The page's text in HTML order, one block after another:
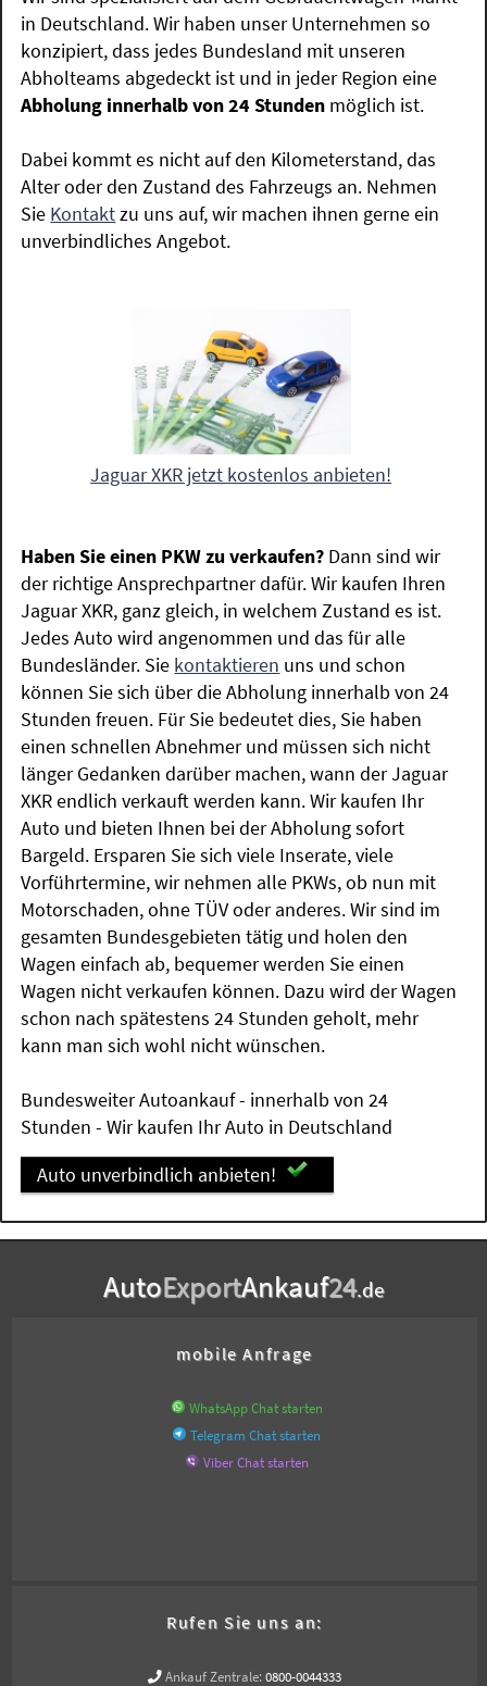
in Deutschland. Wir haben unser Unternehmen so
konzipiert, dass jedes Bundesland mit unseren
Abholteams abgedeckt ist und in jeder Region eine
Abholung innerhalb von 24 Stunden möglich ist.
Dabei kommt es nicht auf den Kilometerstand, das
Alter oder den Zustand des Fahrzeugs an. Nehmen
Sie Kontaktzu uns auf, wir machen ihnen gerne ein
unverbindliches Angebot.
Jaguar XKR jetzt kostenlos anbieten!
Haben Sie einen PKW zu verkaufen? Dann sind wir
der richtige Ansprechpartner dafür. Wir kaufen Ihren
Jaguar XKR, ganz gleich, in welchem Zustand es ist.
Jedes Auto wird angenommen und das für alle
Bundesländer. Sie kontaktieren uns und schon
können Sie sich über die Abholung innerhalb von 24
Stunden freuen. Für Sie bedeutet dies, Sie haben
einen schnellen Abnehmer und müssen sich nicht
länger Gedanken darüber machen, wann der Jaguar
XKR endlich verkauft werden kann. Wir kaufen Ihr
Auto und bieten Ihnen bei der Abholung sofort
Bargeld. Ersparen Sie sich viele Inserate, viele
Vorführtermine, wir nehmen alle PKWs, ob nun mit
Motorschaden, ohne TÜV oder anderes. Wir sind im
gesamten Bundesgebieten tätig und holen den
Wagen einfach ab, bequemer werden Sie einen
Wagen nicht verkaufen können. Dazu wird der Wagen
schon nach spätestens 24 Stunden geholt, mehr
kann man sich wohl nicht wünschen.
Bundesweiter Autoankauf - innerhalb von 24
Stunden - Wir kaufen Ihr Auto in Deutschland
Auto unverbindlich anbieten!
AutoExportAnkauf24.de
mobile Anfrage
WhatsApp Chat starten
Telegram Chat starten
Viber Chat starten
Rufen Sie uns an:
Ankauf Zentrale: 0800-0044333